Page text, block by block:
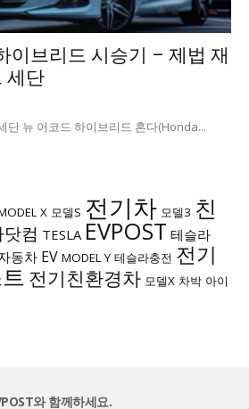
이브리드 시승기 – 제법 재
세단
단 뉴 어코드 하이브리드 혼다(Honda...
X 모델S 전기차 모델3 친
컴 TESLA EVPOST 테슬라
동차 EV MODEL Y 테슬라충전 전기
전기친환경차 모델X 차박 아이
와 함께하세요.